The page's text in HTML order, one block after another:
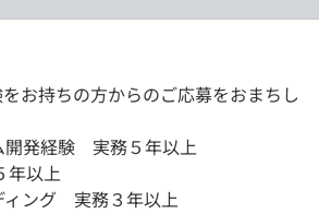
お持ちの方からのご応募をおまちし
開発経験 実務５年以上
年以上
ィング 実務３年以上